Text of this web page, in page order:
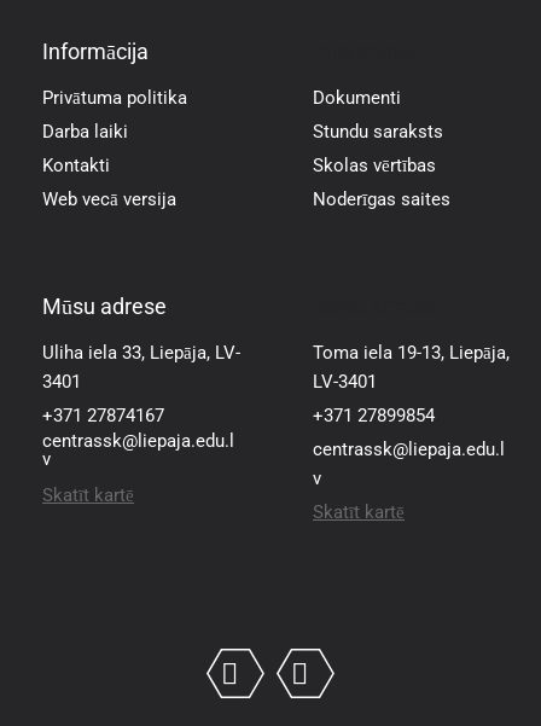
Informācija
Privātuma politika
Darba laiki
Kontakti
Web vecā versija
Dokumenti
Stundu saraksts
Skolas vērtības
Noderīgas saites
Mūsu adrese
Uliha iela 33, Liepāja, LV-
3401
+371 27874167
centrassk@liepaja.edu.l
v
Skatīt kartē
Toma iela 19-13, Liepāja,
LV-3401
+371 27899854
centrassk@liepaja.edu.l
v
Skatīt kartē